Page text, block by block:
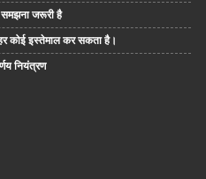
जरूरी है
कोई इस्तेमाल कर सकता है।
नियंत्रण